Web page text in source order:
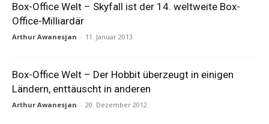
Box-Office Welt – Skyfall ist der 14. weltweite Box-
Office-Milliardär
Arthur Awanesjan - 11. Januar 2013
Box-Office Welt – Der Hobbit überzeugt in einigen
Ländern, enttäuscht in anderen
Arthur Awanesjan - 20. Dezember 2012